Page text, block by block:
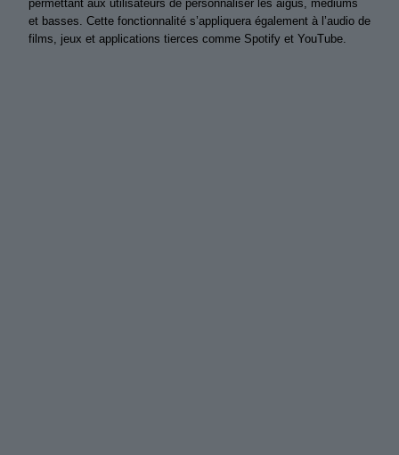
permettant aux utilisateurs de personnaliser les aigus, médiums
et basses. Cette fonctionnalité s’appliquera également à l’audio de
films, jeux et applications tierces comme Spotify et YouTube.